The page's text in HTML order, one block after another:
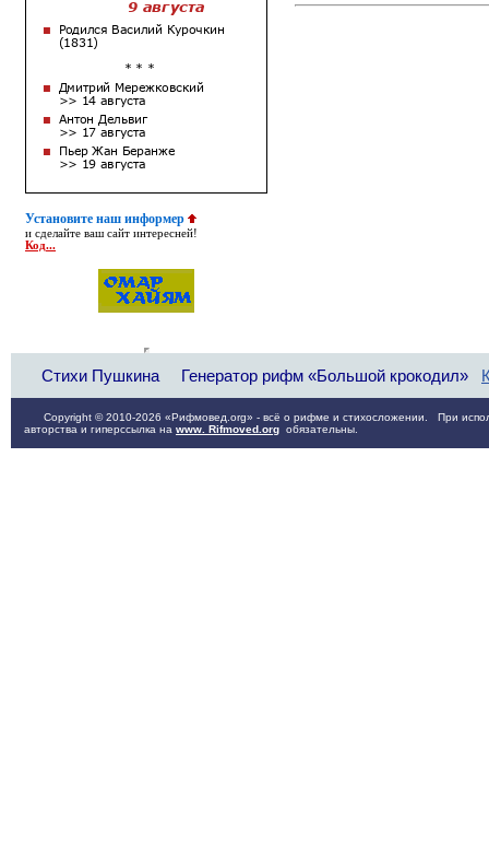
Установите наш информер
и сделайте ваш сайт интересней!
Код...
Стихи Пушкина Генератор рифм «Большой крокодил»
Copyright © 2010-2026 «Рифмовед.org» - всё о рифме и стихосложении. При
авторства и гиперссылка на www. Rifmoved.org обязательны.